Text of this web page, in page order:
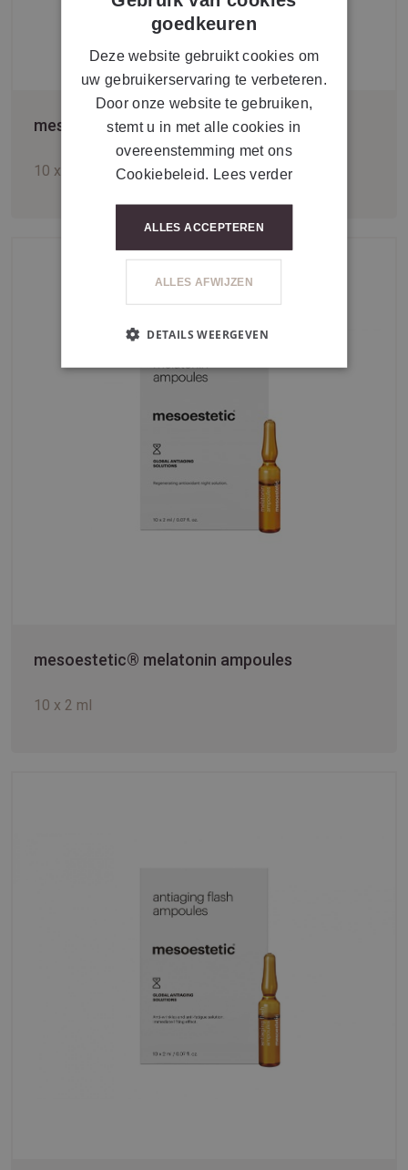
mesoestetic® glycolic + E + F ampoules
10 x 2 ml
mesoestetic® melatonin ampoules
10 x 2 ml
FRENCH
goedkeuren
Deze website gebruikt cookies om
uw gebruikerservaring te verbeteren.
Door onze website te gebruiken,
stemt u in met alle cookies in
overeenstemming met ons
Cookiebeleid.
Lees verder
ALLES ACCEPTEREN
ALLES AFWIJZEN
DETAILS WEERGEVEN